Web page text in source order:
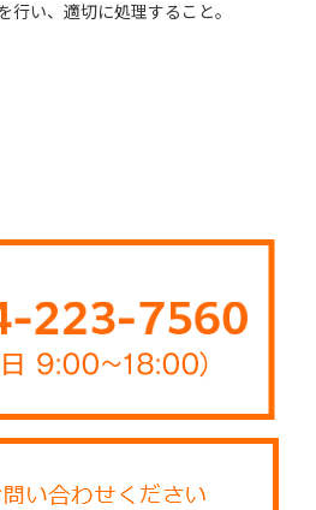
行い、適切に処理すること。